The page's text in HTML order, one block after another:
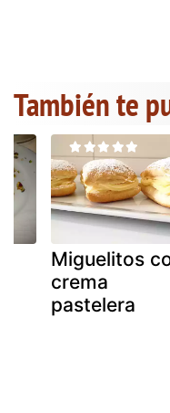
También te
Miguelitos
crema
pastelera